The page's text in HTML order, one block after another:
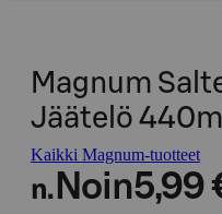
Magnum
Jäätelö
Kaikki Magnum-tuotteet
n. Noin5,99